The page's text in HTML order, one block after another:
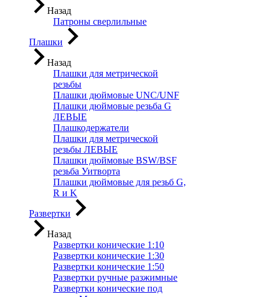
Назад
Патроны сверлильные
Плашки
Назад
Плашки для метрической
резьбы
Плашки дюймовые UNC/UNF
Плашки дюймовые резьба G
ЛЕВЫЕ
Плашкодержатели
Плашки для метрической
резьбы ЛЕВЫЕ
Плашки дюймовые BSW/BSF
резьба Уитворта
Плашки дюймовые для резьб G,
R и K
Развертки
Назад
Развертки конические 1:10
Развертки конические 1:30
Развертки конические 1:50
Развертки ручные разжимные
Развертки конические под